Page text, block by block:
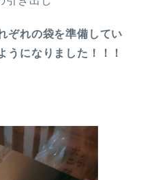
ぞれの袋を準備してい
うになりました！！！